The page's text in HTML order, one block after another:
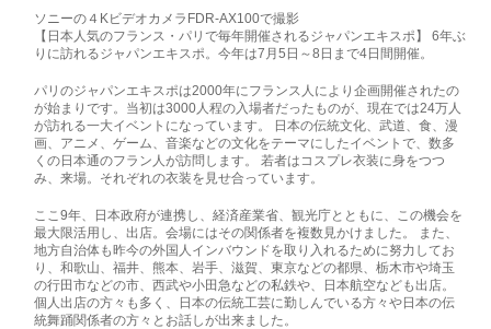
ソニーの４KビデオカメラFDR-AX100で撮影
【日本人気のフランス・パリで毎年開催されるジャパンエキスポ】 6年ぶ
りに訪れるジャパンエキスポ。今年は7月5日～8日まで4日間開催。
パリのジャパンエキスポは2000年にフランス人により企画開催されたの
が始まりです。当初は3000人程の入場者だったものが、現在では24万人
が訪れる一大イベントになっています。 日本の伝統文化、武道、食、漫
画、アニメ、ゲーム、音楽などの文化をテーマにしたイベントで、数多
くの日本通のフラン人が訪問します。 若者はコスプレ衣装に身をつつ
み、来場。それぞれの衣装を見せ合っています。
ここ9年、日本政府が連携し、経済産業省、観光庁とともに、この機会を
最大限活用し、出店。会場にはその関係者を複数見かけました。 また、
地方自治体も昨今の外国人インバウンドを取り入れるために努力してお
り、和歌山、福井、熊本、岩手、滋賀、東京などの都県、栃木市や埼玉
の行田市などの市、西武や小田急などの私鉄や、日本航空なども出店。
個人出店の方々も多く、日本の伝統工芸に勤しんでいる方々や日本の伝
統舞踊関係者の方々とお話しが出来ました。